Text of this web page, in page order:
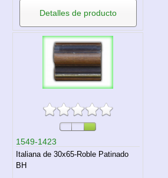
Detalles de producto
1549-1423
Italiana de 30x65-Roble Patinado
BH